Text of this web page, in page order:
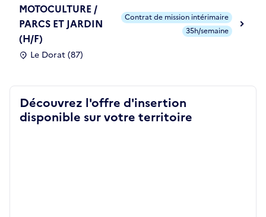
MOTOCULTURE /
PARCS ET JARDIN
(H/F)
Le Dorat (87)
Contrat de mission intérimaire
35h/semaine
Découvrez l'offre d'insertion
disponible sur votre territoire